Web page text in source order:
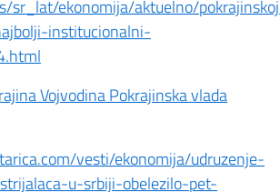
sr_lat/ekonomija/aktuelno/
institucionalni-
Vojvodina Pokrajinska vlada
vesti/ekonomija/udruzenje-
u-srbiji-obelezilo-pet-